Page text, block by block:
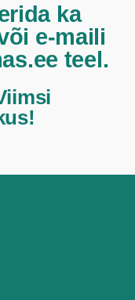
ka
e-maili
teel.